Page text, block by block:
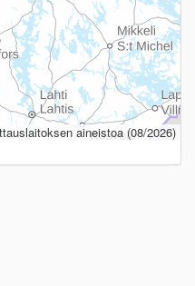
aineistoa (08/2026)